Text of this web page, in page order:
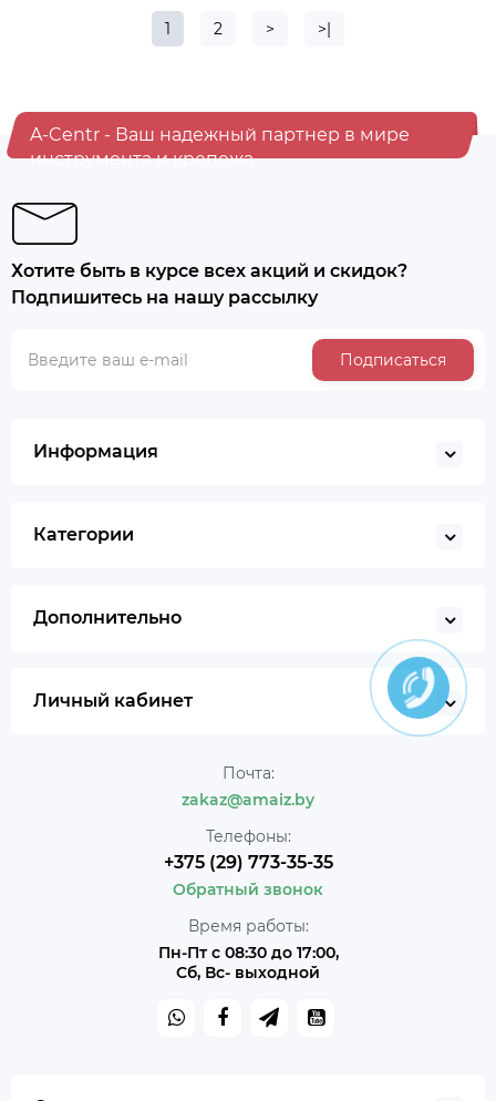
1 2 > >|
A-Centr - Ваш надежный партнер в мире
инструмента и крепежа
Хотите быть в курсе всех акций и скидок?
Подпишитесь на нашу рассылку
Подписаться
Информация
Категории
Дополнительно
Личный кабинет
Почта:
zakaz@amaiz.by
Телефоны:
+375 (29) 773-35-35
Обратный звонок
Время работы:
Пн-Пт с 08:30 до 17:00,
Сб, Вс- выходной